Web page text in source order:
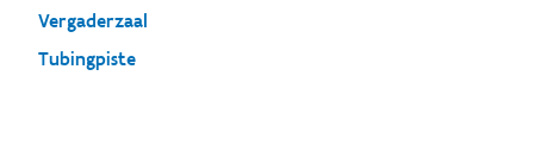
Vergaderzaal
Tubingpiste